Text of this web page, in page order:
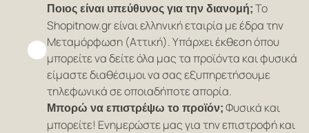
Ποιος είναι υπεύθυνος για την διανομή; Το
Shopitnow.gr είναι ελληνική εταιρία με έδρα την
Μεταμόρφωση (Αττική). Υπάρχει έκθεση όπου
μπορείτε να δείτε όλα μας τα προϊόντα και φυσικά
είμαστε διαθέσιμοι να σας εξυπηρετήσουμε
τηλεφωνικά σε οποιαδήποτε απορία.
Μπορώ να επιστρέψω το προϊόν; Φυσικά και
μπορείτε! Ενημερώστε μας για την επιστροφή και